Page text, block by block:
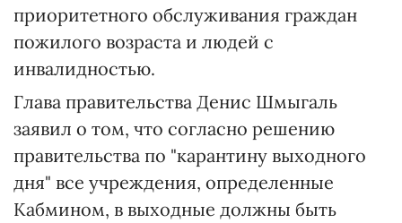
приоритетного обслуживания граждан
пожилого возраста и людей с
инвалидностью.
Глава правительства Денис Шмыгаль
заявил о том, что согласно решению
правительства по "карантину выходного
дня" все учреждения, определенные
Кабмином, в выходные должны быть